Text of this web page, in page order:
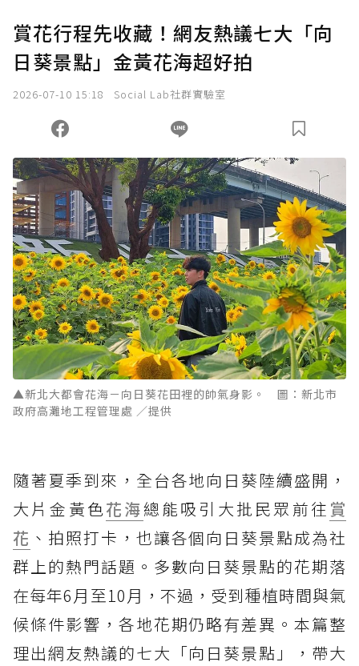
賞花行程先收藏！網友熱議七大「向
日葵景點」金黃花海超好拍
2026-07-10 15:18 Social Lab社群實驗室
▲新北大都會花海－向日葵花田裡的帥氣身影。 圖：新北市
政府高灘地工程管理處 ／提供
隨著夏季到來，全台各地向日葵陸續盛開，
大片金黃色花海總能吸引大批民眾前往 賞
花 、拍照打卡，也讓各個向日葵景點成為社
群上的熱門話題。多數向日葵景點的花期落
在每年6月至10月，不過，受到種植時間與氣
候條件影響，各地花期仍略有差異。本篇整
理出網友熱議的七大「向日葵景點」，帶大